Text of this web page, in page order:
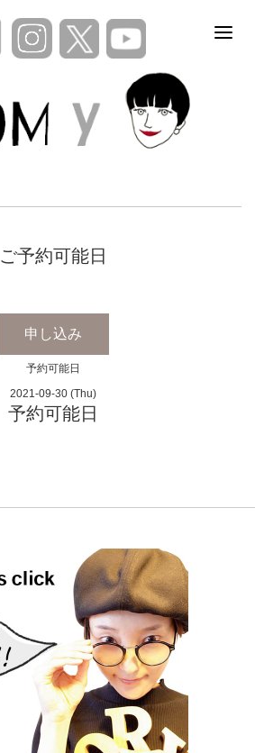
ご予約可能日
申し込み
予約可能日
2021-09-30 (Thu)
予約可能日